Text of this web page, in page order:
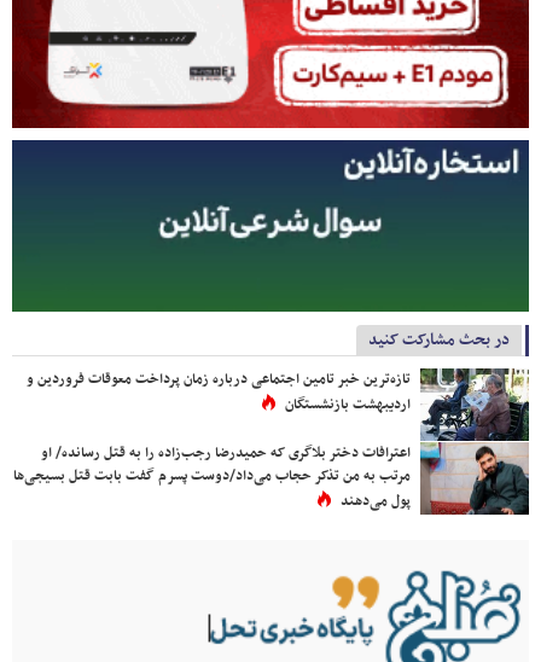
در بحث مشارکت کنید
تازه‌ترین خبر تامین اجتماعی درباره زمان پرداخت معوقات فروردین و
اردیبهشت بازنشستگان
اعترافات دختر بلاگری که حمیدرضا رجب‌زاده را به قتل رسانده/ او
مرتب به من تذکر حجاب می‌داد/دوست پسرم گفت بابت قتل بسیجی‌ها
پول می‌دهند